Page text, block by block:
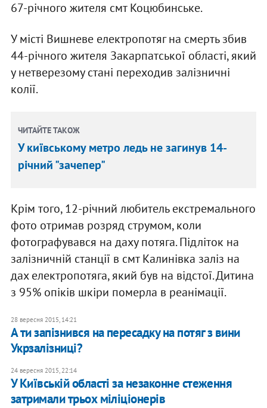
67-річного жителя смт Коцюбинське.
У місті Вишневе електропотяг на смерть збив
44-річного жителя Закарпатської області, який
у нетверезому стані переходив залізничні
колії.
ЧИТАЙТЕ ТАКОЖ
У київському метро ледь не загинув 14-
річний "зачепер"
Крім того, 12-річний любитель екстремального
фото отримав розряд струмом, коли
фотографувався на даху потяга. Підліток на
залізничній станції в смт Калинівка заліз на
дах електропотяга, який був на відстої. Дитина
з 95% опіків шкіри померла в реанімації.
28 вересня 2015, 14:21
А ти запізнився на пересадку на потяг з вини
Укрзалізниці?
24 вересня 2015, 22:14
У Київській області за незаконне стеження
затримали трьох міліціонерів